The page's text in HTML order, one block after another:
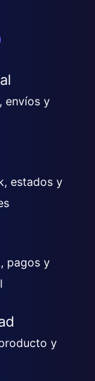
envíos y
estados y
pagos y
y